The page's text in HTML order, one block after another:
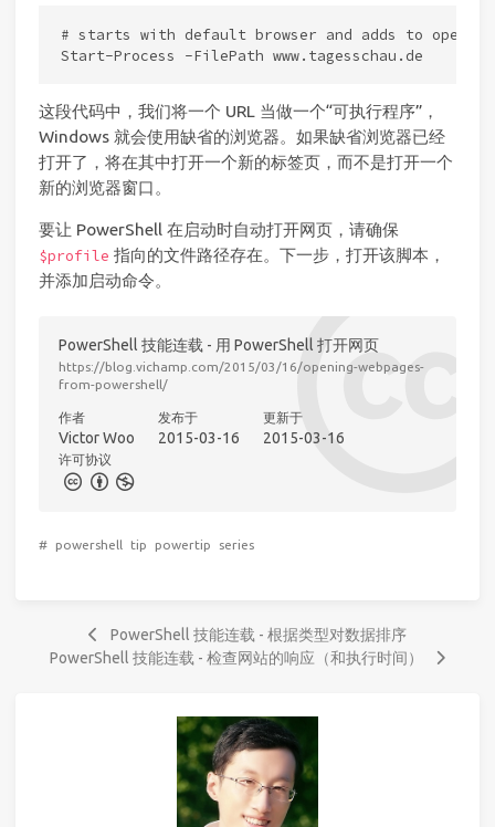
# starts with default browser and adds to open
这段代码中，我们将一个 URL 当做一个“可执行程序”，
Windows 就会使用缺省的浏览器。如果缺省浏览器已经
打开了，将在其中打开一个新的标签页，而不是打开一个
新的浏览器窗口。
要让 PowerShell 在启动时自动打开网页，请确保
$profile 指向的文件路径存在。下一步，打开该脚本，
并添加启动命令。
PowerShell 技能连载 - 用 PowerShell 打开网页
https://blog.vichamp.com/2015/03/16/opening-webpages-
from-powershell/
作者
Victor Woo
发布于
2015-03-16
更新于
2015-03-16
许可协议
# powershell tip powertip series
PowerShell 技能连载 - 根据类型对数据排序
PowerShell 技能连载 - 检查网站的响应（和执行时间）